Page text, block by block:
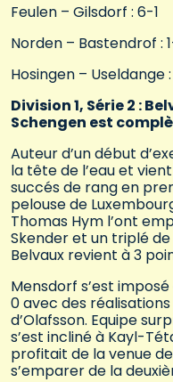
Feulen – Gilsdorf : 6-1
Norden – Bastendrof :
Hosingen – Useldange
Division 1, Série 2 :
Schengen est
Auteur d’un début
la tête de l’eau et
succés de rang en
pelouse de
Thomas Hym l’ont
Skender et un triplé
Belvaux revient à 3
Mensdorf s’est
0 avec des
d’Olafsson. Equipe
s’est incliné à Kayl-
profitait de la venue
s’emparer de la